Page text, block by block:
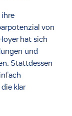
von
hat sich
und
Stattdessen
klar